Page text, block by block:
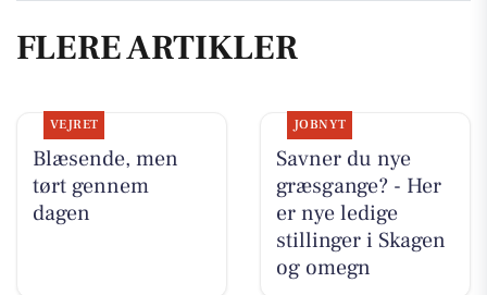
FLERE ARTIKLER
VEJRET
Blæsende, men
tørt gennem
dagen
JOBNYT
Savner du nye
græsgange? - Her
er nye ledige
stillinger i Skagen
og omegn